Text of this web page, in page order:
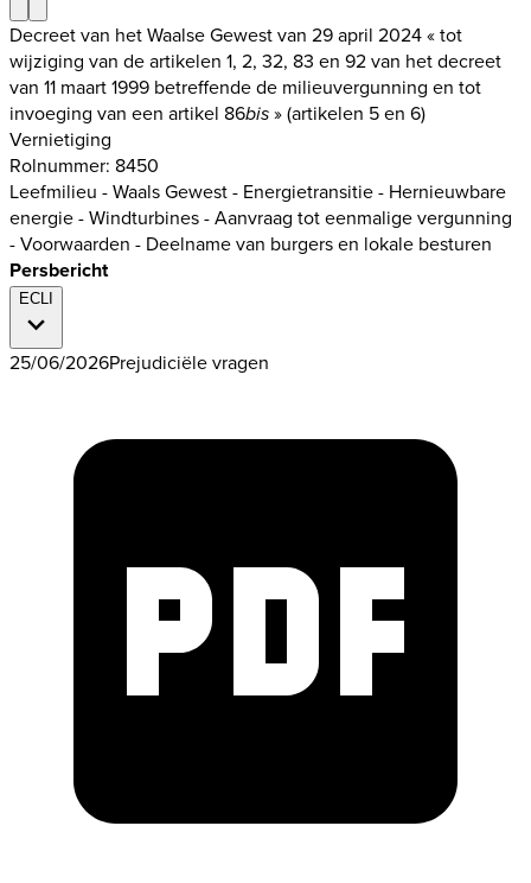
Decreet van het Waalse Gewest van 29 april 2024 « tot
wijziging van de artikelen 1, 2, 32, 83 en 92 van het decreet
van 11 maart 1999 betreffende de milieuvergunning en tot
invoeging van een artikel 86bis » (artikelen 5 en 6)
Vernietiging
Rolnummer: 8450
Leefmilieu - Waals Gewest - Energietransitie - Hernieuwbare
energie - Windturbines - Aanvraag tot eenmalige vergunning
- Voorwaarden - Deelname van burgers en lokale besturen
Persbericht
ECLI
25/06/2026Prejudiciële vragen